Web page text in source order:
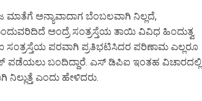
ಅನ್ಯಾವಾದಾಗ ಬೆಂಬಲವಾಗಿ ನಿಲ್ಲದೆ,
ಅಂದ್ರೆ ಸಂತ್ರಸ್ತೆಯ ತಾಯಿ ವಿವಿಧ ಹಿಂದುತ್ವ
ಪರವಾಗಿ ಪ್ರತಿಭಟಿಸಿದರ ಪರಿಣಾಮ ಎಲ್ಲರೂ
ಪಡೆಯಲು ಬಂದಿದ್ದಾರೆ. ಎಸ್ ಡಿಪಿಐ ಇಂತಹ ವಿಚಾರದಲ್ಲಿ
ಎಂದು ಹೇಳಿದರು.